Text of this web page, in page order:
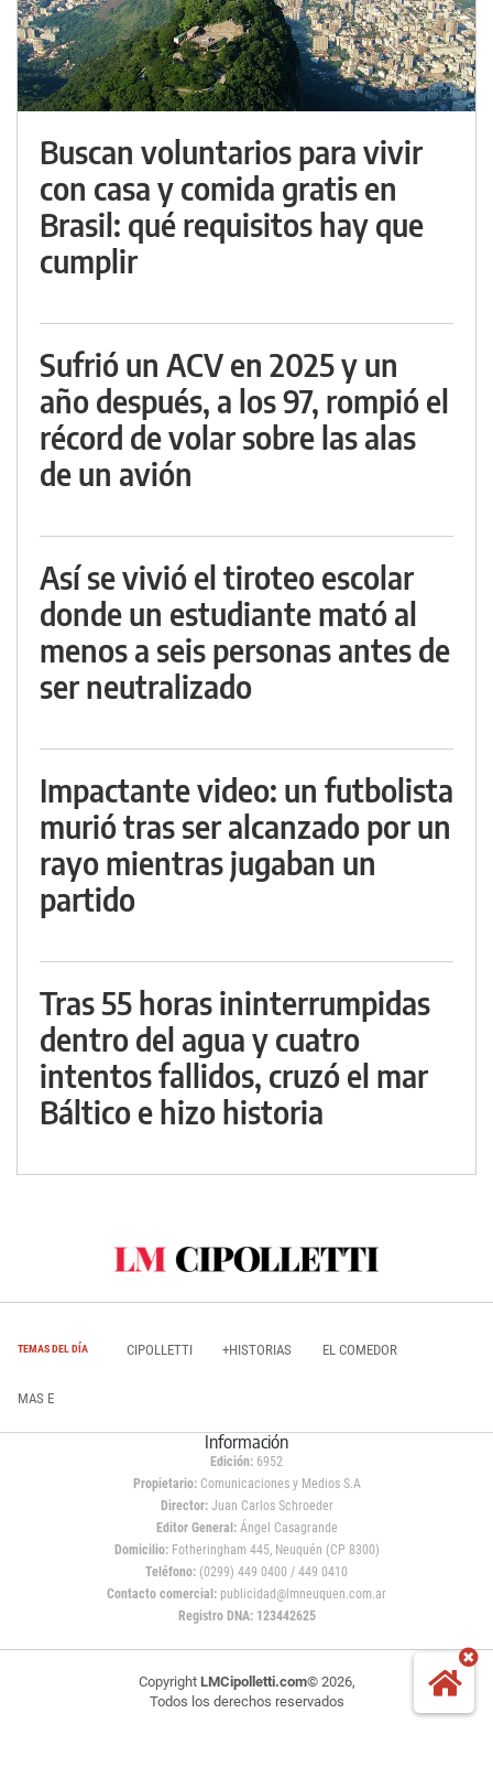
Buscan voluntarios para vivir
con casa y comida gratis en
Brasil: qué requisitos hay que
cumplir
Sufrió un ACV en 2025 y un
año después, a los 97, rompió el
récord de volar sobre las alas
de un avión
Así se vivió el tiroteo escolar
donde un estudiante mató al
menos a seis personas antes de
ser neutralizado
Impactante video: un futbolista
murió tras ser alcanzado por un
rayo mientras jugaban un
partido
Tras 55 horas ininterrumpidas
dentro del agua y cuatro
intentos fallidos, cruzó el mar
Báltico e hizo historia
TEMAS DEL DÍA CIPOLLETTI +HISTORIAS EL COMEDOR
MAS E
Información
Edición: 6952
Propietario:Comunicaciones y Medios S.A
Director: Juan Carlos Schroeder
Editor General:Ángel Casagrande
Domicilio:Fotheringham 445, Neuquén (CP 8300)
Teléfono: (0299) 449 0400 / 449 0410
Contacto comercial: publicidad@lmneuquen.com.ar
Registro DNA: 123442625
Copyright LMCipolletti.com© 2026,
Todos los derechos reservados